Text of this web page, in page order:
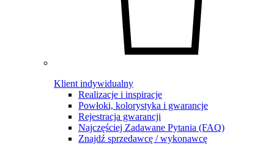
Klient indywidualny
Realizacje i inspiracje
Powłoki, kolorystyka i gwarancje
Rejestracja gwarancji
Najczęściej Zadawane Pytania (FAQ)
Znajdź sprzedawcę / wykonawcę